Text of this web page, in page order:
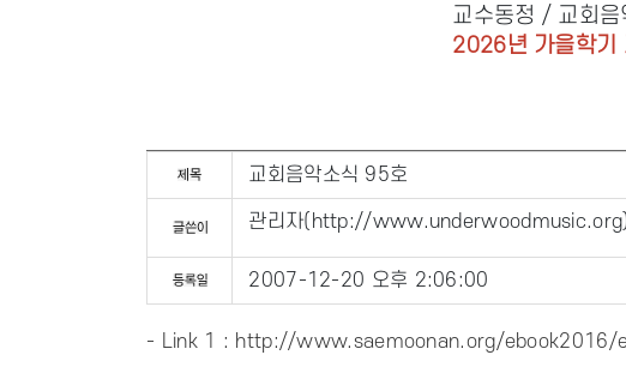
교수동정 / 교회
2026년 가을학기
교회음악소식 95호
관리자( http://www.underwoodmusic.org)
2007-12-20 오후 2:06:00
- Link 1 : http://www.saemoonan.org/ebook2016/